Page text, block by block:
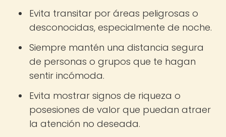
Evita transitar por áreas peligrosas o
desconocidas, especialmente de noche.
Siempre mantén una distancia segura
de personas o grupos que te hagan
sentir incómoda.
Evita mostrar signos de riqueza o
posesiones de valor que puedan atraer
la atención no deseada.